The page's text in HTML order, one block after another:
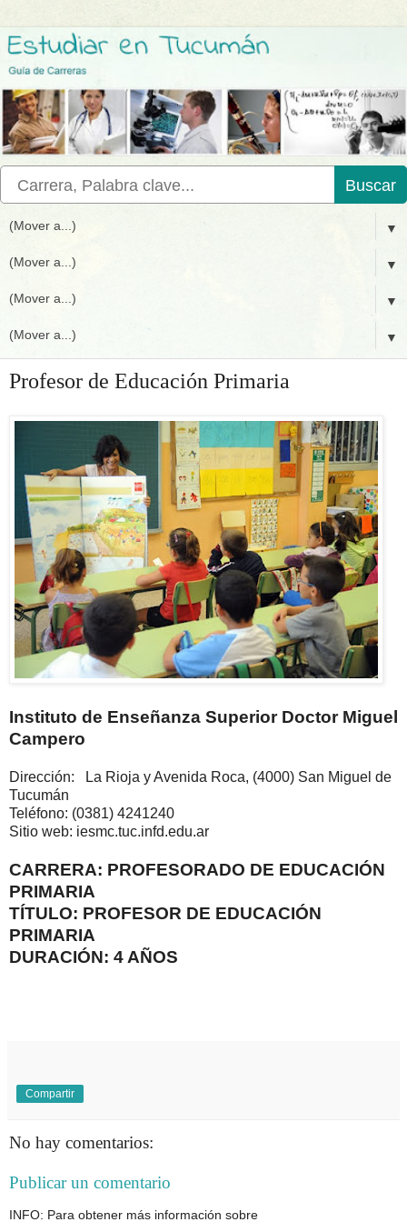
Buscar
▼
▼
▼
▼
Profesor de Educación Primaria
Instituto de Enseñanza Superior Doctor Miguel
Campero
Dirección: La Rioja y Avenida Roca, (4000) San Miguel de
Tucumán
Teléfono: (0381) 4241240
Sitio web: iesmc.tuc.infd.edu.ar
CARRERA: PROFESORADO DE EDUCACIÓN
PRIMARIA
TÍTULO: PROFESOR DE EDUCACIÓN
PRIMARIA
DURACIÓN: 4 AÑOS
Compartir
No hay comentarios:
Publicar un comentario
INFO: Para obtener más información sobre